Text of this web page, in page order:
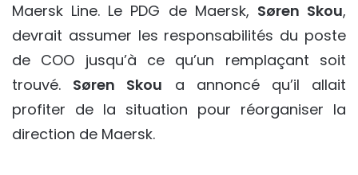
Maersk Line. Le PDG de Maersk, Søren Skou,
devrait assumer les responsabilités du poste
de COO jusqu’à ce qu’un remplaçant soit
trouvé. Søren Skou a annoncé qu’il allait
profiter de la situation pour réorganiser la
direction de Maersk.